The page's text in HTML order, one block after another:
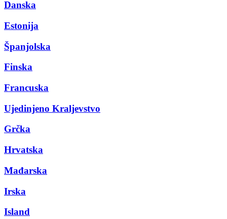
Danska
Estonija
Španjolska
Finska
Francuska
Ujedinjeno Kraljevstvo
Grčka
Hrvatska
Mađarska
Irska
Island